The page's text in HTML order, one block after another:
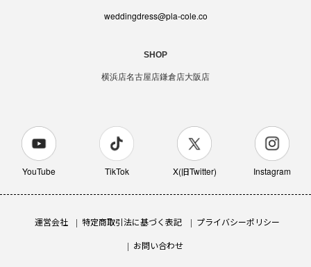
weddingdress@pla-cole.co
SHOP
横浜店名古屋店鎌倉店大阪店
YouTube TikTok X(旧Twitter) Instagram
運営会社 特定商取引法に基づく表記
プライバシーポリシー
お問い合わせ